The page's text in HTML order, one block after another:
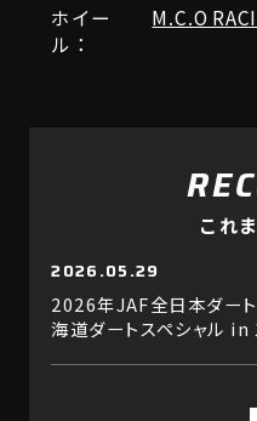
ホイー
ル：
M.C.O
これ
2026.05.29
2026年JAF全日本ダー
海道ダートスペシャル in